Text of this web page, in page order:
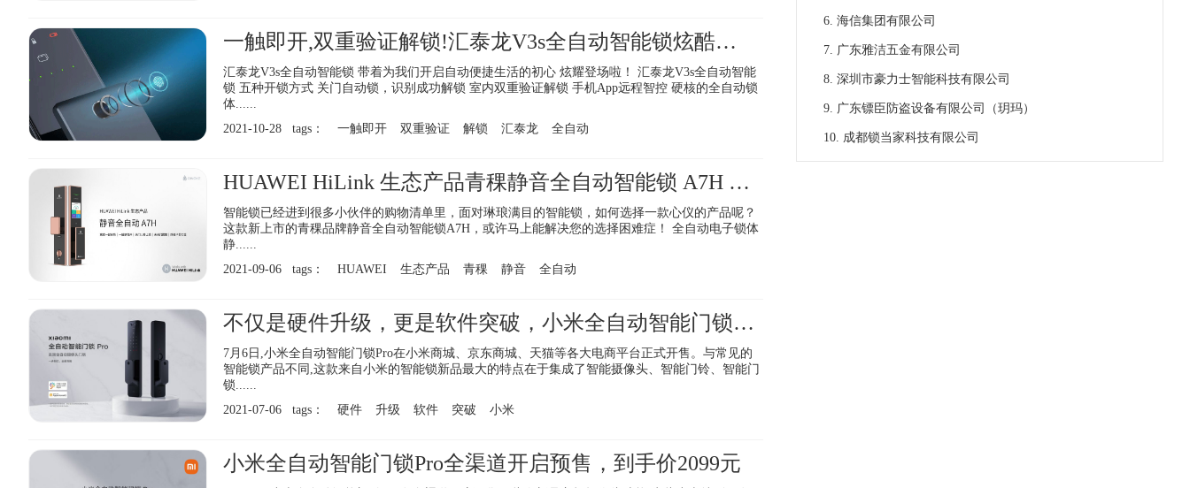
一触即开,双重验证解锁!汇泰龙V3s全自动智能锁炫酷上市!
汇泰龙V3s全自动智能锁 带着为我们开启自动便捷生活的初心 炫耀登场啦！ 汇泰龙V3s全自动智能
锁 五种开锁方式 关门自动锁，识别成功解锁 室内双重验证解锁 手机App远程智控 硬核的全自动锁
体......
2021-10-28 tags：
一触即开 双重验证 解锁 汇泰龙 全自动
HUAWEI HiLink 生态产品青稞静音全自动智能锁 A7H 众测开启
智能锁已经进到很多小伙伴的购物清单里，面对琳琅满目的智能锁，如何选择一款心仪的产品呢？
这款新上市的青稞品牌静音全自动智能锁A7H，或许马上能解决您的选择困难症！ 全自动电子锁体
静......
2021-09-06 tags：
HUAWEI 生态产品 青稞 静音 全自动
不仅是硬件升级，更是软件突破，小米全自动智能门锁Pro正式开售
7月6日,小米全自动智能门锁Pro在小米商城、京东商城、天猫等各大电商平台正式开售。与常见的
智能锁产品不同,这款来自小米的智能锁新品最大的特点在于集成了智能摄像头、智能门铃、智能门
锁......
2021-07-06 tags：
硬件 升级 软件 突破 小米
小米全自动智能门锁Pro全渠道开启预售，到手价2099元
海信集团有限公司
广东雅洁五金有限公司
深圳市豪力士智能科技有限公司
广东镖臣防盗设备有限公司（玥玛）
成都锁当家科技有限公司